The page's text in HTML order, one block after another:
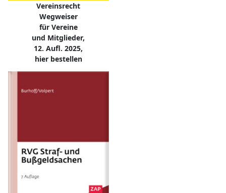
Vereinsrecht
Wegweiser
für Vereine
und Mitglieder,
12. Aufl. 2025,
hier bestellen